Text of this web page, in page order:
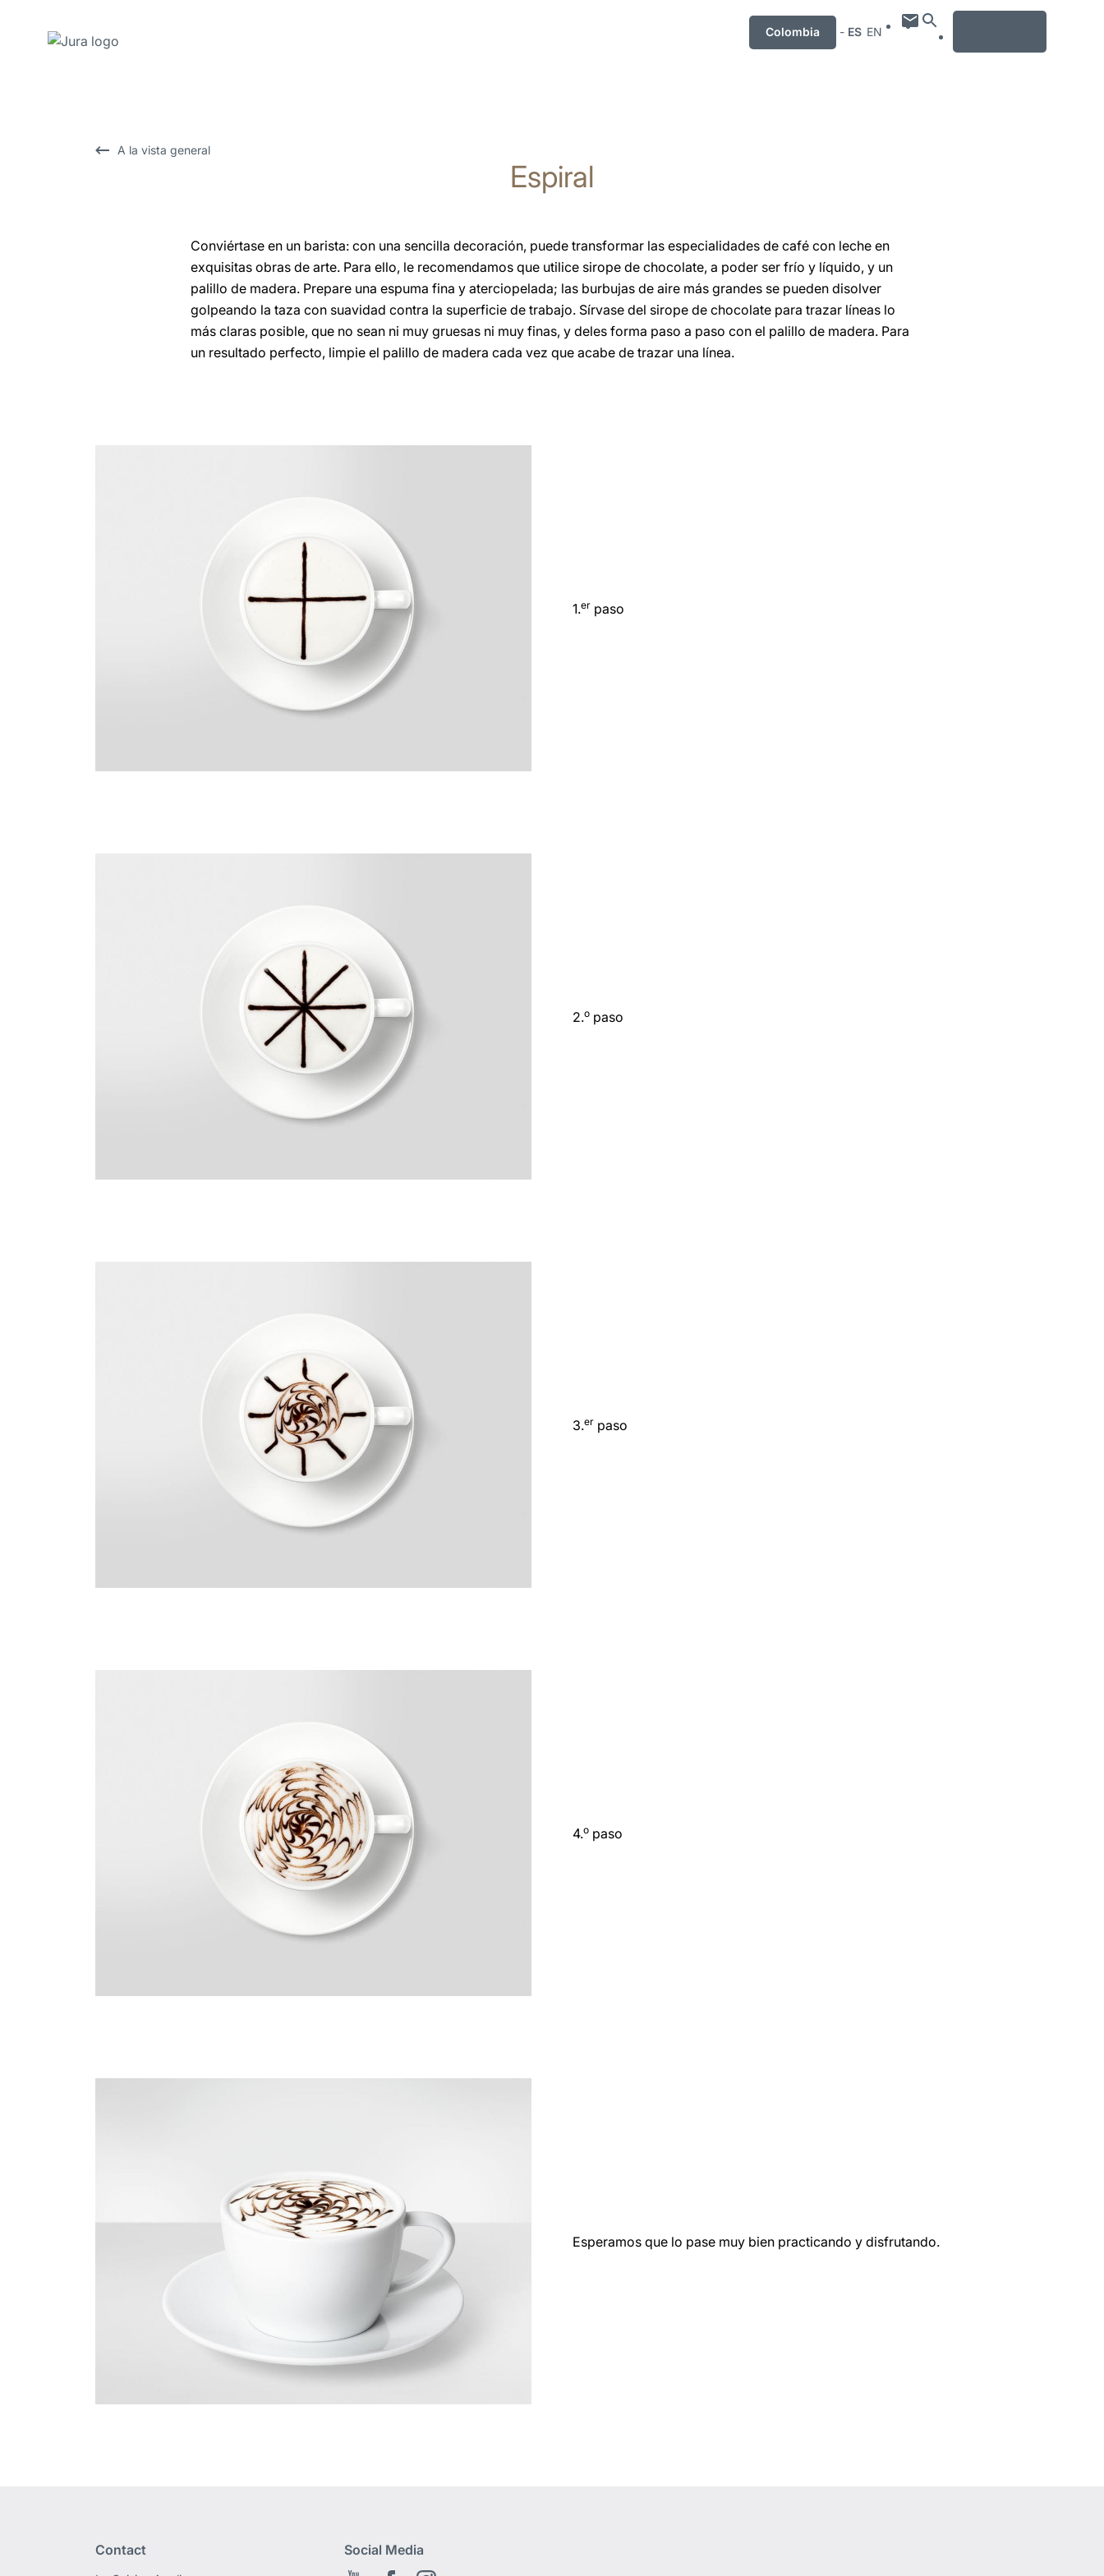
Colombia - ES EN
A la vista general
Espiral
Conviértase en un barista: con una sencilla decoración, puede transformar las especialidades de café con leche en
exquisitas obras de arte. Para ello, le recomendamos que utilice sirope de chocolate, a poder ser frío y líquido, y un
palillo de madera. Prepare una espuma fina y aterciopelada; las burbujas de aire más grandes se pueden disolver
golpeando la taza con suavidad contra la superficie de trabajo. Sírvase del sirope de chocolate para trazar líneas lo
más claras posible, que no sean ni muy gruesas ni muy finas, y deles forma paso a paso con el palillo de madera. Para
un resultado perfecto, limpie el palillo de madera cada vez que acabe de trazar una línea.
1.erpaso
2.opaso
3.erpaso
4.opaso
Esperamos que lo pase muy bien practicando y disfrutando.
Contact Social Media